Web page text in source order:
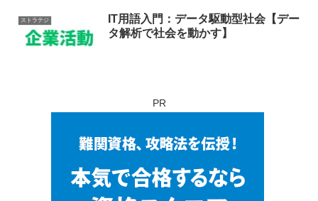
ストラテジ
IT用語入門：データ駆動型社会【デー
タ解析で社会を動かす】
PR